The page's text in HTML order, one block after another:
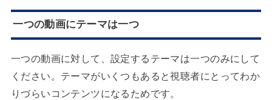
一つの動画にテーマは一つ
一つの動画に対して、設定するテーマは一つのみにして
ください。テーマがいくつもあると視聴者にとってわか
りづらいコンテンツになるためです。